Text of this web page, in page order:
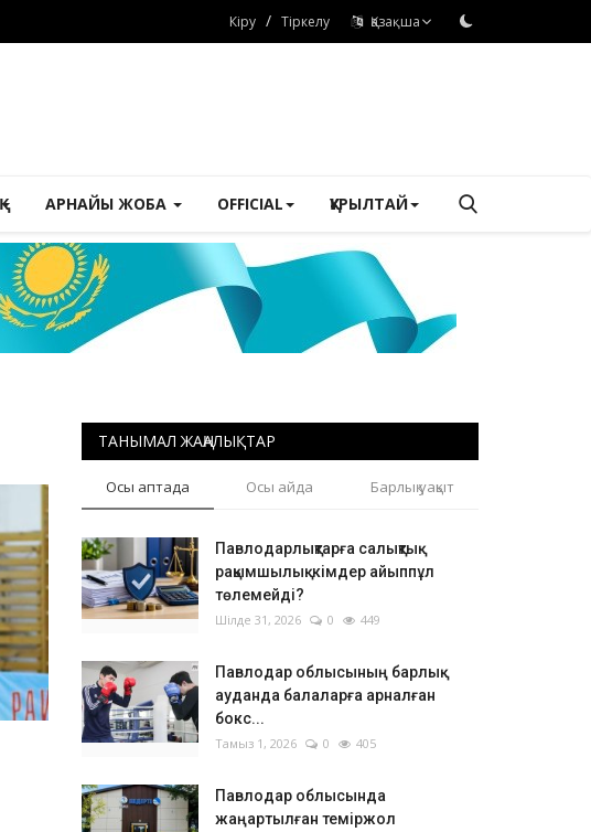
Кіру / Тіркелу Қазақша
АРНАЙЫ ЖОБА OFFICIAL ҚҰРЫЛТАЙ
ТАНЫМАЛ ЖАҢАЛЫҚТАР
Осы аптада Осы айда Барлық уақыт
Павлодарлықтарға салықтық
рақымшылық: кімдер айыппұл
төлемейді?
Шілде 31, 2026 0 449
Павлодар облысының барлық
ауданда балаларға арналған
бокс...
Тамыз 1, 2026 0 405
Павлодар облысында
жаңартылған теміржол